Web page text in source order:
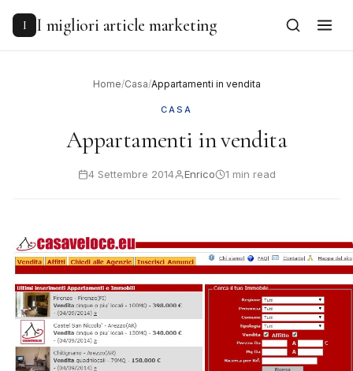
content
I I migliori article marketing
Home/Casa/Appartamenti in vendita
CASA
Appartamenti in vendita
4 Settembre 2014 Enrico 1 min read